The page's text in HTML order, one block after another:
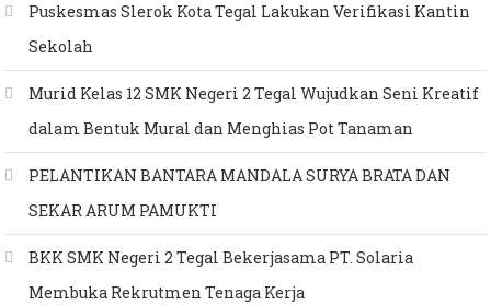
Puskesmas Slerok Kota Tegal Lakukan Verifikasi Kantin
Sekolah
Murid Kelas 12 SMK Negeri 2 Tegal Wujudkan Seni Kreatif
dalam Bentuk Mural dan Menghias Pot Tanaman
PELANTIKAN BANTARA MANDALA SURYA BRATA DAN
SEKAR ARUM PAMUKTI
BKK SMK Negeri 2 Tegal Bekerjasama PT. Solaria
Membuka Rekrutmen Tenaga Kerja